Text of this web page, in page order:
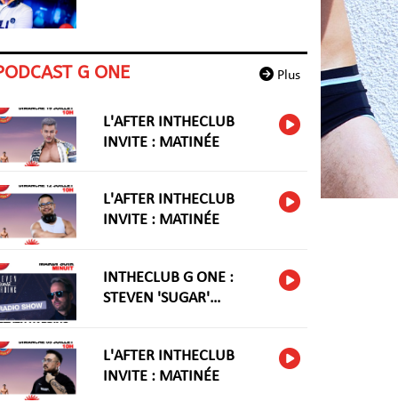
Plus
G ONE
L'AFTER INTHECLUB
INVITE : MATINÉE
L'AFTER INTHECLUB
INVITE : MATINÉE
INTHECLUB G ONE :
STEVEN 'SUGAR'
L'AFTER INTHECLUB
INVITE : MATINÉE